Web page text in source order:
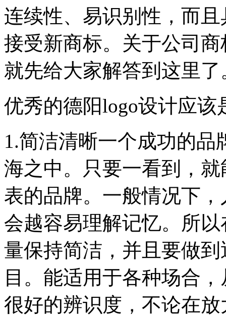
连续性、易识别性，而
接受新商标。关于公司
就先给大家解答到这里了
优秀的德阳logo设计应该
1.简洁清晰一个成功的品
海之中。只要一看到，
表的品牌。一般情况下
会越容易理解记忆。所
量保持简洁，并且要做
目。能适用于各种场合
很好的辨识度，不论在